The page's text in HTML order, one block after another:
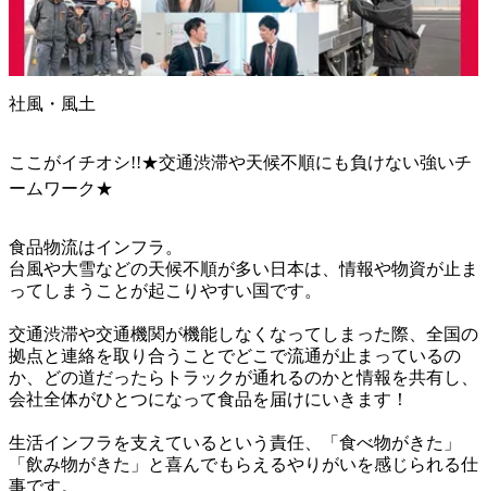
社風・風土
ここがイチオシ!!★交通渋滞や天候不順にも負けない強いチ
ームワーク★
食品物流はインフラ。
台風や大雪などの天候不順が多い日本は、情報や物資が止ま
ってしまうことが起こりやすい国です。
交通渋滞や交通機関が機能しなくなってしまった際、全国の
拠点と連絡を取り合うことでどこで流通が止まっているの
か、どの道だったらトラックが通れるのかと情報を共有し、
会社全体がひとつになって食品を届けにいきます！
生活インフラを支えているという責任、「食べ物がきた」
「飲み物がきた」と喜んでもらえるやりがいを感じられる仕
事です。